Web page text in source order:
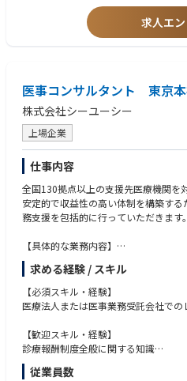
【求める人物像】
・クライアントの課題解決のため、
求人エ
医事コンサルタント 東京
株式会社シーユーシー
上場企業
仕事内容
全国130拠点以上の支援先医療機関を
安定的で収益性の高い体制を構築す
務支援を包括的に行っていただきます。
【具体的な業務内容】
1．収益改善コンサルティング
診療報酬改定に伴う影響分析と、増
定の提案・実行支援
ントを抽出し、改善策を提示
体制構築サポートとハンズオン型の実
求める経験 / スキル
【必須スキル・経験】
医療法人または医事業務受託会社での
【歓迎スキル・経験】
診療報酬制度全般に関する知識
医事業務における課題発見・業務改善
後輩やチームメンバーへの指導・育成
従業員数